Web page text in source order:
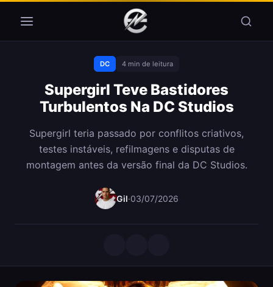
DC 4 min de leitura
Supergirl Teve Bastidores
Turbulentos Na DC Studios
Supergirl teria passado por conflitos criativos,
testes instáveis, refilmagens e disputas de
montagem antes da versão final da DC Studios.
Gil·03/07/2026